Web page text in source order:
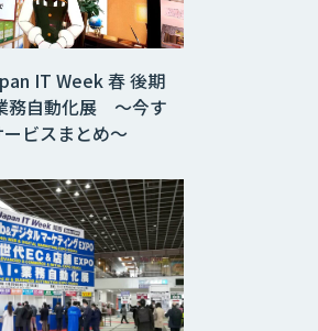
IT Week 春 後期
自動化展 ～今す
ビスまとめ～